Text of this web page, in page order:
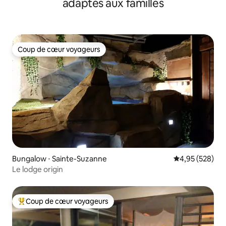
adaptés aux familles
Coup de cœur voyageurs
Coup de cœur voyageurs
Bungalow ⋅ Sainte-Suzanne Évaluation
4,95 (528)
Le lodge origin
Coups de cœur voyageurs les plus appréciés
Coup de cœur voyageurs